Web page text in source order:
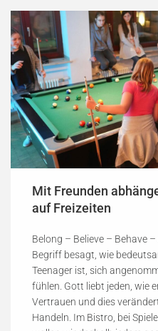
Mit Freunden
auf Freizeiten
Belong – Believe – Behave
Begriff besagt, wie
Teenager ist, sich
fühlen. Gott liebt jeden, wie
Vertrauen und dies
Handeln. Im Bistro, bei